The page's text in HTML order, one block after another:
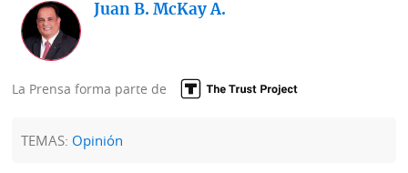
Juan B. McKay A.
La Prensa forma parte de
TEMAS: Opinión